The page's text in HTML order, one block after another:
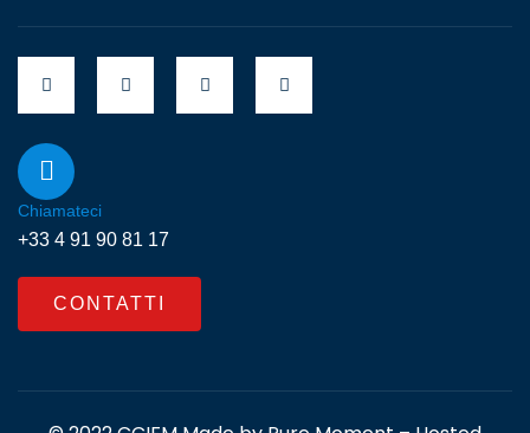
Chiamateci
+33 4 91 90 81 17
CONTATTI